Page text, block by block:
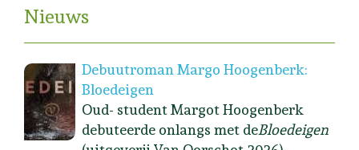
Nieuws
Debuutroman Margo Hoogenberk:
Bloedeigen
Oud- student Margot Hoogenberk
debuteerde onlangs met deBloedeigen